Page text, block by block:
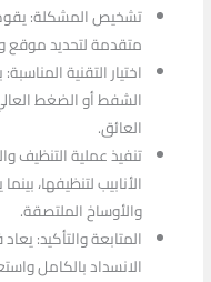
تشخيص المشكلة:
متقدمة لتحديد موقع
اختيار التقنية
الشفط أو الضغط
العائق.
تنفيذ عملية التنظيف
الأنابيب لتنظيفها،
والأوساخ الملتصقة.
المتابعة والتأكيد:
الانسداد بالكامل